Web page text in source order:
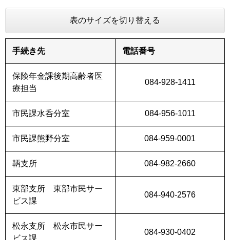
表のサイズを切り替える
手続き先 電話番号
保険年金課後期高齢者医
療担当
084-928-1411
市民課水呑分室 084-956-1011
市民課熊野分室 084-959-0001
鞆支所 084-982-2660
東部支所 東部市民サー
ビス課
084-940-2576
松永支所 松永市民サー
ビス課
084-930-0402